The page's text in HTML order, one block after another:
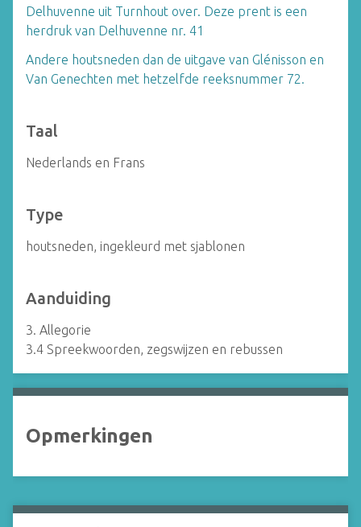
Delhuvenne uit Turnhout over. Deze prent is een
herdruk van Delhuvenne nr. 41
Andere houtsneden dan de uitgave van Glénisson en
Van Genechten met hetzelfde reeksnummer 72.
Taal
Nederlands en Frans
Type
houtsneden, ingekleurd met sjablonen
Aanduiding
3. Allegorie
3.4 Spreekwoorden, zegswijzen en rebussen
Opmerkingen